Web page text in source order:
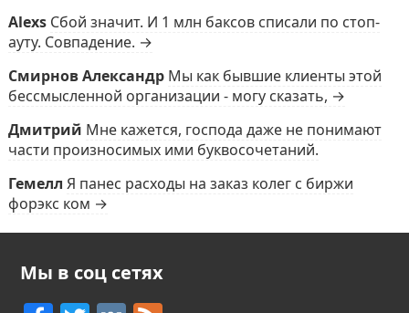
Alexs Сбой значит. И 1 млн баксов списали по стоп-
ауту. Совпадение. →
Смирнов Александр Мы как бывшие клиенты этой
бессмысленной организации - могу сказать, →
Дмитрий Мне кажется, господа даже не понимают
части произносимых ими буквосочетаний.
Гемелл Я панес расходы на заказ колег с биржи
форэкс ком →
Мы в соц сетях